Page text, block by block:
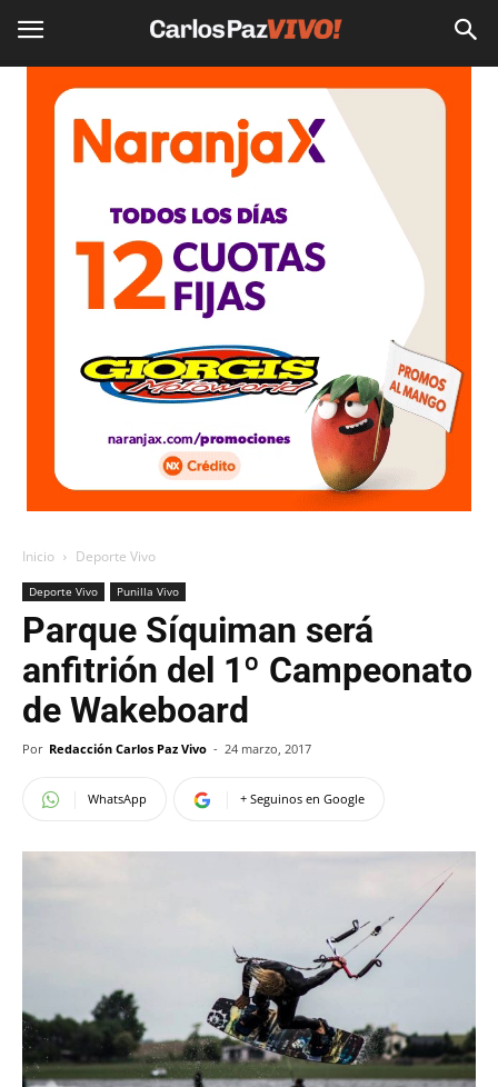
Inicio Deporte Vivo
Deporte Vivo Punilla Vivo
Parque Síquiman será
anfitrión del 1º Campeonato
de Wakeboard
Por Redacción Carlos Paz Vivo - 24 marzo, 2017
WhatsApp + Seguinos en Google